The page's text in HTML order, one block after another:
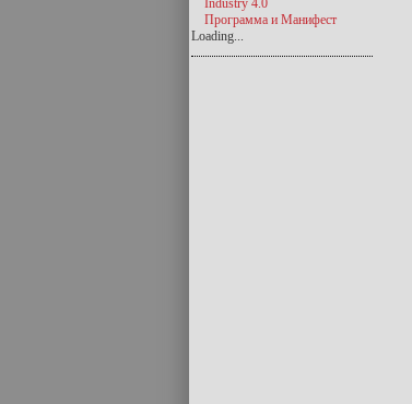
Industry 4.0
Программа и Манифест
Loading...